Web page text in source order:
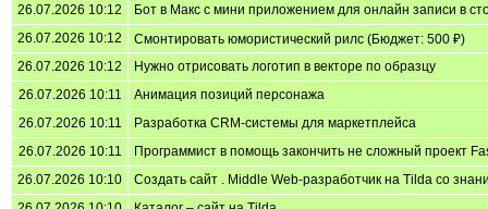
26.07.2026 10:12
Бот в Макс с мини приложением для онлайн записи в
26.07.2026 10:12
Смонтировать юмористический рилс (Бюджет: 500 ₽)
26.07.2026 10:12
Нужно отрисовать логотип в векторе по образцу
26.07.2026 10:11
Анимация позиций персонажа
26.07.2026 10:11
Разработка CRM-системы для маркетплейса
26.07.2026 10:11
Программист в помощь закончить не сложный проект
26.07.2026 10:10
Создать сайт . Middle Web-разработчик на Tilda со